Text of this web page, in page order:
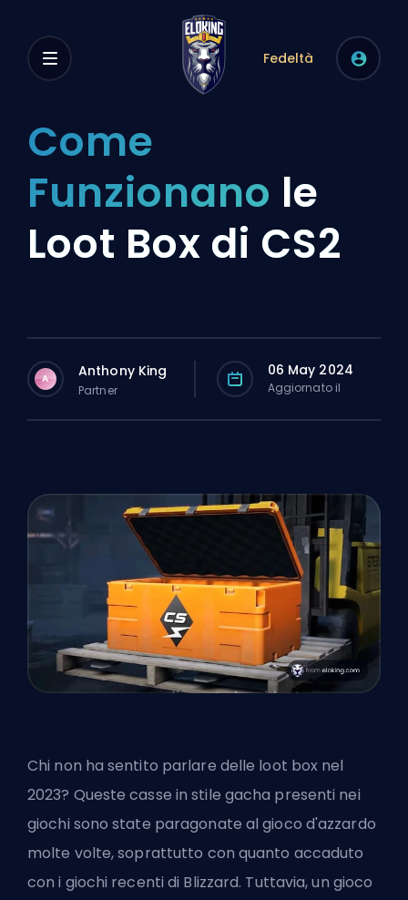
Fedeltà
Come
Funzionano le
Loot Box di CS2
A Anthony King
Partner
06 May 2024
Aggiornato il
Chi non ha sentito parlare delle loot box nel
2023? Queste casse in stile gacha presenti nei
giochi sono state paragonate al gioco d'azzardo
molte volte, soprattutto con quanto accaduto
con i giochi recenti di Blizzard. Tuttavia, un gioco